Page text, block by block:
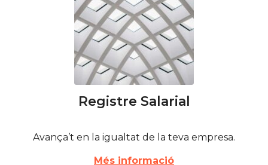
Registre Salarial
Avança’t en la igualtat de la teva empresa.
Més informació